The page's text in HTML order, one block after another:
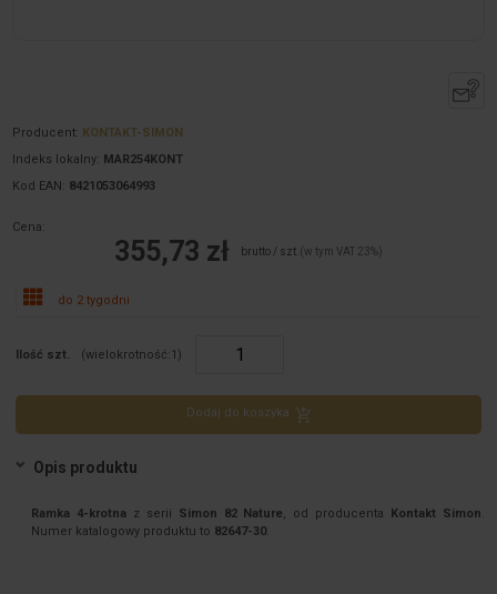
Producent: KONTAKT-SIMON
Indeks lokalny: MAR254KONT
Kod EAN: 8421053064993
Cena:
355,73 zł brutto / szt. (w tym VAT 23%)
do 2 tygodni
Ilość szt. (wielokrotność:1 )
Dodaj do koszyka
Opis produktu
Ramka 4-krotna z serii Simon 82 Nature, od producenta Kontakt Simon.
Numer katalogowy produktu to 82647-30.